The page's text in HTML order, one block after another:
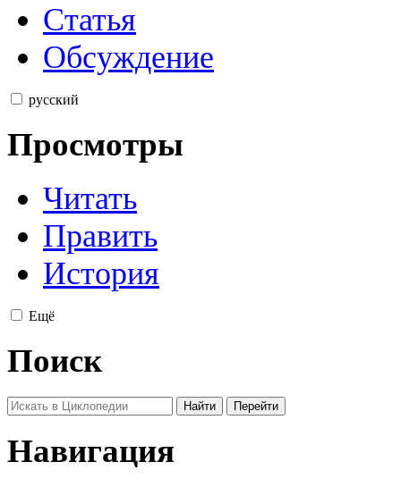
Статья
Обсуждение
русский
Просмотры
Читать
Править
История
Ещё
Поиск
Навигация